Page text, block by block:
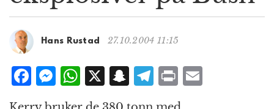
g
t
n
Hans Rustad 27.10.2004 11:15
F
M
e
W
h
X S
T P
ri